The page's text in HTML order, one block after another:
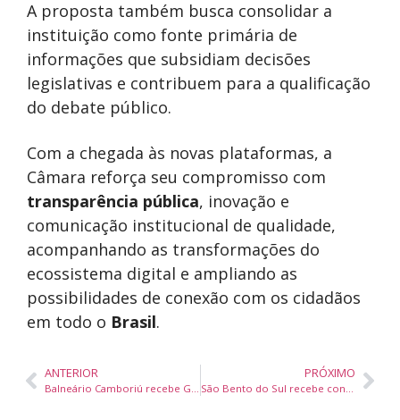
A proposta também busca consolidar a
instituição como fonte primária de
informações que subsidiam decisões
legislativas e contribuem para a qualificação
do debate público.
Com a chegada às novas plataformas, a
Câmara reforça seu compromisso com
transparência pública, inovação e
comunicação institucional de qualidade,
acompanhando as transformações do
ecossistema digital e ampliando as
possibilidades de conexão com os cidadãos
em todo o Brasil.
ANTERIOR
Balneário Camboriú recebe Global Trade Summit SC 2026 com foco nos novos rumos do comércio exterior e da logística internacional
PRÓXIMO
São Bento do Sul recebe congresso que conecta indústria moveleira, arquitetura e construção civil e projeta novos negócios em Santa Catarina